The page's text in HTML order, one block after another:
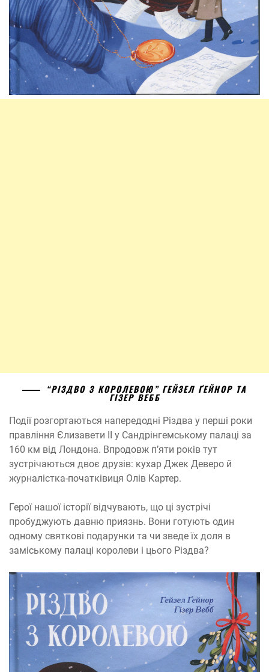
“РІЗДВО З КОРОЛЕВОЮ” ГЕЙЗЕЛ ҐЕЙНОР ТА
ГІЗЕР ВЕББ
Події розгортаються напередодні Різдва у перші роки
правління Єлизавети ІІ у Сандрінгемському палаці за
160 км від Лондона. Впродовж п’яти років тут
зустрічаються двоє друзів: кухар Джек Деверо й
журналістка-початківиця Олів Картер.
Герої нашої історії відчувають, що ці зустрічі
пробуджують давню приязнь. Вони готують один
одному святкові подарунки та чи зведе їх доля в
заміському палаці королеви і цього Різдва?